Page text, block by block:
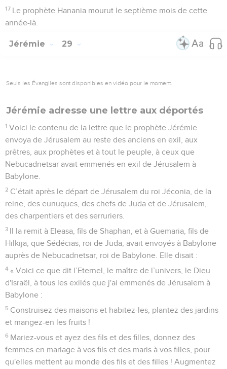
17 Le prophète Hanania mourut le septième mois de cette
année-là.
Jérémie 29
Seuls les Évangiles sont disponibles en vidéo pour le moment.
Jérémie adresse une lettre aux déportés
1 Voici le contenu de la lettre que le prophète Jérémie
envoya de Jérusalem au reste des anciens en exil, aux
prêtres, aux prophètes et à tout le peuple, à ceux que
Nebucadnetsar avait emmenés en exil de Jérusalem à
Babylone.
2 C’était après le départ de Jérusalem du roi Jéconia, de la
reine, des eunuques, des chefs de Juda et de Jérusalem,
des charpentiers et des serruriers.
3 Il la remit à Eleasa, fils de Shaphan, et à Guemaria, fils de
Hilkija, que Sédécias, roi de Juda, avait envoyés à Babylone
auprès de Nebucadnetsar, roi de Babylone. Elle disait :
4 « Voici ce que dit l’Eternel, le maître de l’univers, le Dieu
d'Israël, à tous les exilés que j'ai emmenés de Jérusalem à
Babylone :
5 Construisez des maisons et habitez-les, plantez des jardins
et mangez-en les fruits !
6 Mariez-vous et ayez des fils et des filles, donnez des
femmes en mariage à vos fils et des maris à vos filles, pour
qu'elles mettent au monde des fils et des filles ! Augmentez